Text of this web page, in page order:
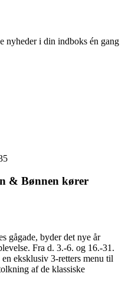
nyheder i din indboks én gang
& Bønnen kører
gågade, byder det nye år
Fra d. 3.-6. og 16.-31.
eksklusiv 3-retters menu til
af de klassiske